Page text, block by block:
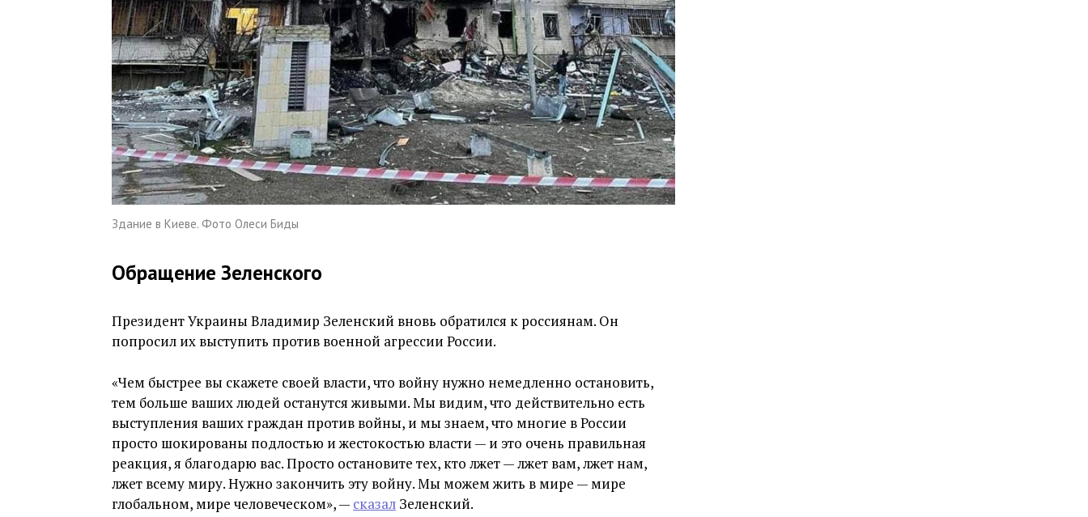
Здание в Киеве. Фото Олеси Биды
Обращение Зеленского
Президент Украины Владимир Зеленский вновь обратился к россиянам. Он
попросил их выступить против военной агрессии России.
«Чем быстрее вы скажете своей власти, что войну нужно немедленно остановить,
тем больше ваших людей останутся живыми. Мы видим, что действительно есть
выступления ваших граждан против войны, и мы знаем, что многие в России
просто шокированы подлостью и жестокостью власти — и это очень правильная
реакция, я благодарю вас. Просто остановите тех, кто лжет — лжет вам, лжет нам,
лжет всему миру. Нужно закончить эту войну. Мы можем жить в мире — мире
глобальном, мире человеческом», — сказал Зеленский.